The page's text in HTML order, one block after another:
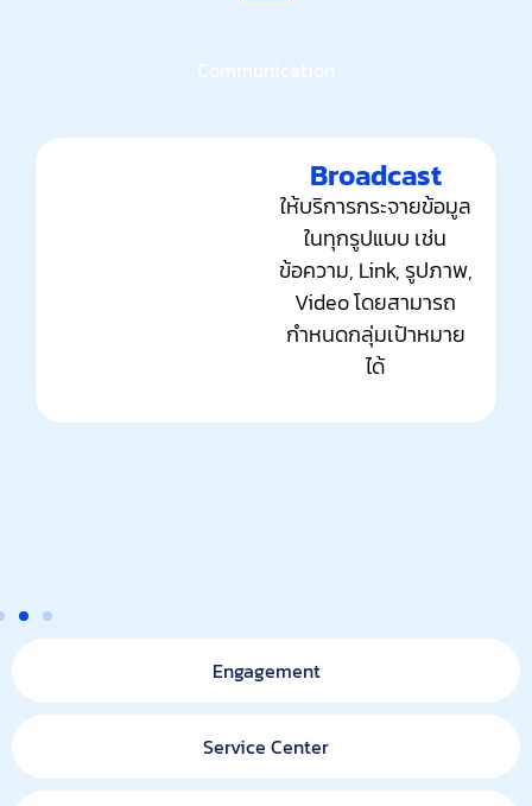
Communication
Engagement
Service Center
Broadcast
ให้บริการกระจายข้อมูล
ในทุกรูปแบบ เช่น
ข้อความ, Link, รูปภาพ,
Video โดยสามารถ
กำหนดกลุ่มเป้าหมาย
ได้